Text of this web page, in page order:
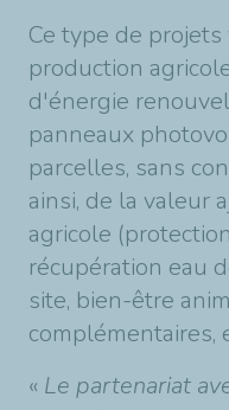
Ce type de
production
d'énergie
panneaux
parcelles, sans
ainsi, de la valeur
agricole
récupération eau
site, bien-être
complémentaires,
« Le partenariat